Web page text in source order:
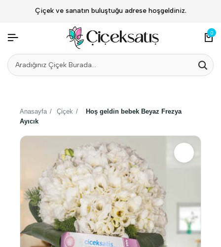
Çiçek ve sanatın buluştuğu adrese hoşgeldiniz.
0
Anasayfa / Çiçek /
Hoş geldin bebek Beyaz Frezya
Ayıcık